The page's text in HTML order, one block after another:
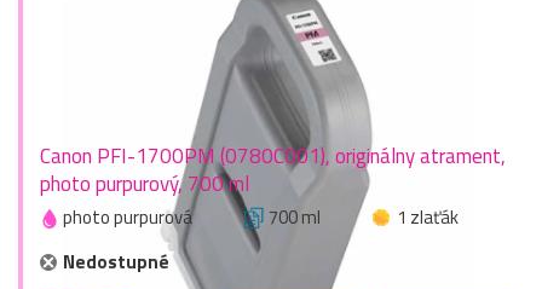
Canon PFI-1700PM (0780C001), originálny atrament,
photo purpurový, 700 ml
photo purpurová 700 ml
1 zlaťák
Nedostupné